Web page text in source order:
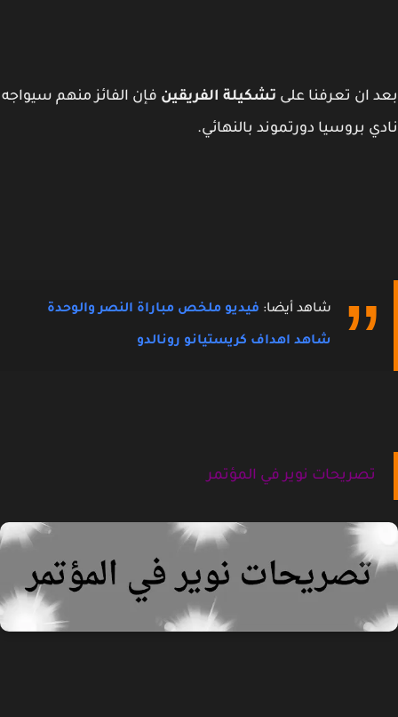
ان تعرفنا علىتشكيلة الفريقينفإن الفائز منهم سيواجه
بروسيا دورتموند بالنهائي.
شاهد أيضا:فيديو ملخص مباراة النصر والوحدة
شاهد اهداف كريستيانو رونالدو
تصريحات نوير في المؤتمر